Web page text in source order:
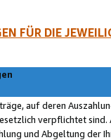
FÜR DIE
auf deren
verpflichtet
und Abgeltung der